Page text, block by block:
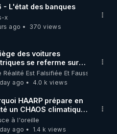
SUR ODYSEE
sont aussi sur la
- L'état des banques
x
ago
370 views
des voitures
se referme sur
!
Réalité Est Falsifiée Et Fausse
ago
4.0 k views
HAARP prépare en
un CHAOS climatique,
à l'oreille
ago
1.4 k views